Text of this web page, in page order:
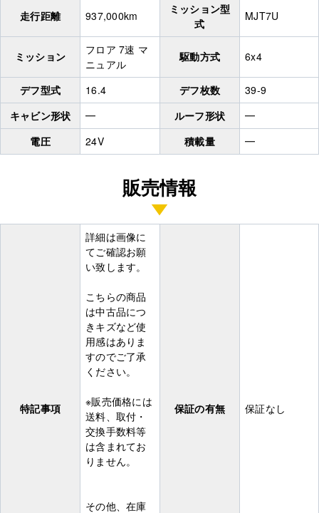
走行距離 937,000km
ミッション型
式
MJT7U
ミッション
フロア 7速 マ
ニュアル
駆動方式 6x4
デフ型式 16.4 デフ枚数
39-9
キャビン形状
━ ルーフ形状
━
電圧
24V 積載量 ━
販売情報
特記事項
詳細は画像に
てご確認お願
い致します。
こちらの商品
は中古品につ
きキズなど使
用感はありま
すのでご了承
ください。
※販売価格には
送料、取付・
交換手数料等
は含まれてお
りません。
その他、在庫
保証の有無 保証なし